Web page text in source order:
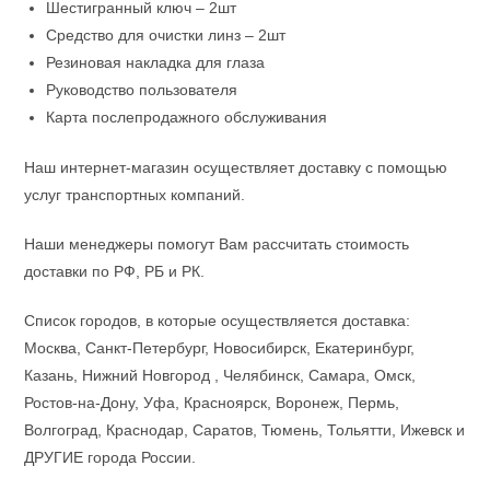
Шестигранный ключ – 2шт
Средство для очистки линз – 2шт
Резиновая накладка для глаза
Руководство пользователя
Карта послепродажного обслуживания
Наш интернет-магазин осуществляет доставку с помощью
услуг транспортных компаний.
Наши менеджеры помогут Вам рассчитать стоимость
доставки по РФ, РБ и РК.
Список городов, в которые осуществляется доставка:
Москва, Санкт-Петербург, Новосибирск, Екатеринбург,
Казань, Нижний Новгород , Челябинск, Самара, Омск,
Ростов-на-Дону, Уфа, Красноярск, Воронеж, Пермь,
Волгоград, Краснодар, Саратов, Тюмень, Тольятти, Ижевск и
ДРУГИЕ города России.